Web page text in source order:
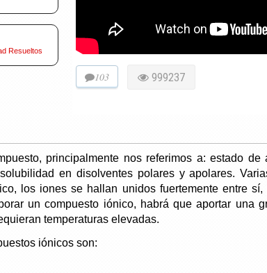
Resueltos
103 999237
principalmente nos referimos a: estado
en disolventes polares y apolares.
los iones se hallan unidos fuertemente entre
un compuesto iónico, habrá que aportar una
temperaturas elevadas.
iónicos son: